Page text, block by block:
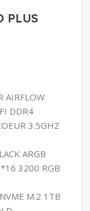
PLUS
AIRFLOW
DDR4
3.5GHZ
ARGB
3200 RGB
M.2 1TB